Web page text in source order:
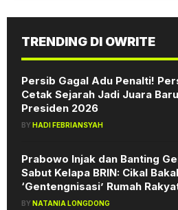
TRENDING DI OWRITE
Persib Gagal Adu Penalti!
Cetak Sejarah Jadi Juara
Presiden 2026
BYHADI FEBRIANSYAH
Prabowo Injak dan Banting
Sabut Kelapa BRIN: Cikal Bakal
‘Gentengnisasi’ Rumah
BYNATANIA LONGDONG